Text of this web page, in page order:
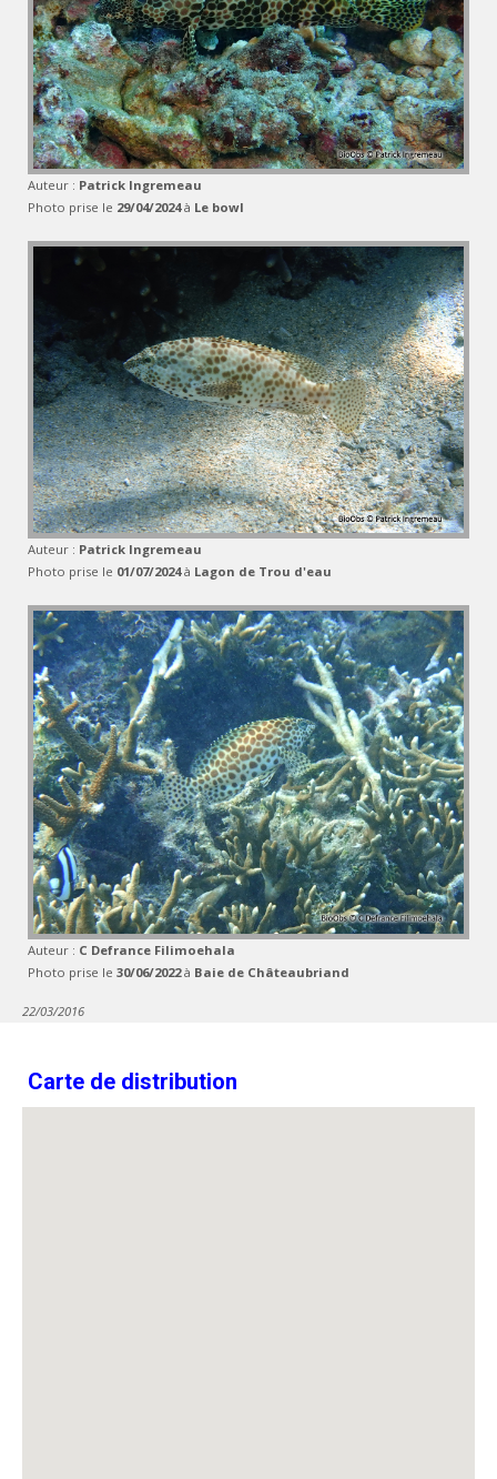
Auteur : Patrick Ingremeau
Photo prise le 29/04/2024à Le bowl
Auteur : Patrick Ingremeau
Photo prise le 01/07/2024à Lagon de Trou d'eau
Auteur : C Defrance Filimoehala
Photo prise le 30/06/2022à Baie de Châteaubriand
22/03/2016
Carte de distribution